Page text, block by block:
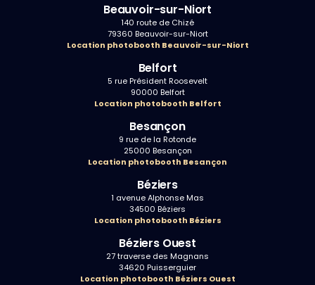
Beauvoir-sur-Niort
140 route de Chizé
79360 Beauvoir-sur-Niort
Location photobooth Beauvoir-sur-Niort
Belfort
5 rue Président Roosevelt
90000 Belfort
Location photobooth Belfort
Besançon
9 rue de la Rotonde
25000 Besançon
Location photobooth Besançon
Béziers
1 avenue Alphonse Mas
34500 Béziers
Location photobooth Béziers
Béziers Ouest
27 traverse des Magnans
34620 Puisserguier
Location photobooth Béziers Ouest